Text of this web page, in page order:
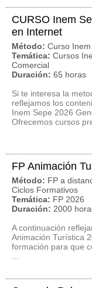
CURSO Inem
en Internet
Método: Curso
Temática: Cursos
Comercial
Duración: 65 horas
Si te interesa la
reflejamos los
Inem Sepe 2026
Ofrecemos cursos
FP Animación
Método: FP a
Ciclos Formativos
Temática: FP 2026
Duración: 2000
A continuación
Animación Turística
formación para que